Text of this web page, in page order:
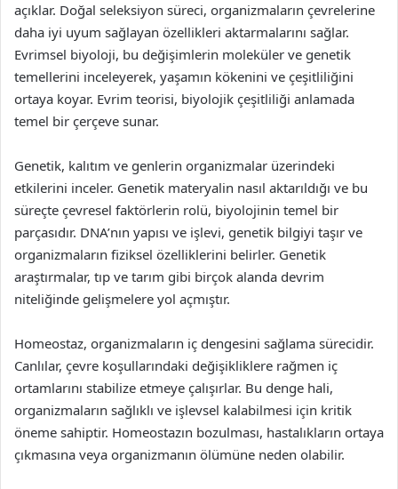
açıklar. Doğal seleksiyon süreci, organizmaların çevrelerine
daha iyi uyum sağlayan özellikleri aktarmalarını sağlar.
Evrimsel biyoloji, bu değişimlerin moleküler ve genetik
temellerini inceleyerek, yaşamın kökenini ve çeşitliliğini
ortaya koyar. Evrim teorisi, biyolojik çeşitliliği anlamada
temel bir çerçeve sunar.
Genetik, kalıtım ve genlerin organizmalar üzerindeki
etkilerini inceler. Genetik materyalin nasıl aktarıldığı ve bu
süreçte çevresel faktörlerin rolü, biyolojinin temel bir
parçasıdır. DNA’nın yapısı ve işlevi, genetik bilgiyi taşır ve
organizmaların fiziksel özelliklerini belirler. Genetik
araştırmalar, tıp ve tarım gibi birçok alanda devrim
niteliğinde gelişmelere yol açmıştır.
Homeostaz, organizmaların iç dengesini sağlama sürecidir.
Canlılar, çevre koşullarındaki değişikliklere rağmen iç
ortamlarını stabilize etmeye çalışırlar. Bu denge hali,
organizmaların sağlıklı ve işlevsel kalabilmesi için kritik
öneme sahiptir. Homeostazın bozulması, hastalıkların ortaya
çıkmasına veya organizmanın ölümüne neden olabilir.